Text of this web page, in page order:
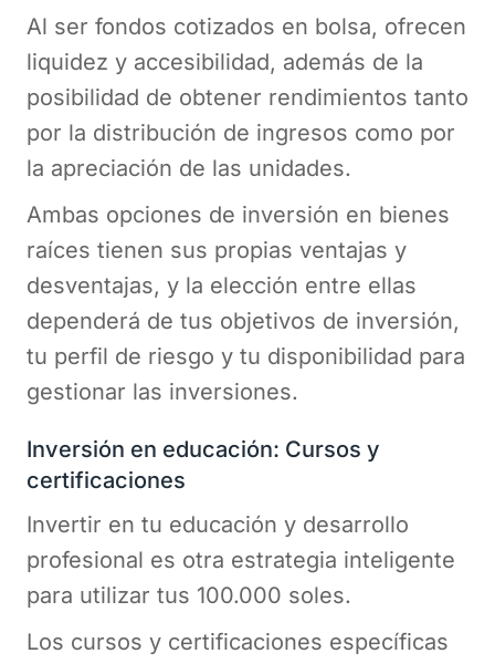
Al ser fondos cotizados en bolsa, ofrecen
liquidez y accesibilidad, además de la
posibilidad de obtener rendimientos tanto
por la distribución de ingresos como por
la apreciación de las unidades.
Ambas opciones de inversión en bienes
raíces tienen sus propias ventajas y
desventajas, y la elección entre ellas
dependerá de tus objetivos de inversión,
tu perfil de riesgo y tu disponibilidad para
gestionar las inversiones.
Inversión en educación: Cursos y
certificaciones
Invertir en tu educación y desarrollo
profesional es otra estrategia inteligente
para utilizar tus 100.000 soles.
Los cursos y certificaciones específicas